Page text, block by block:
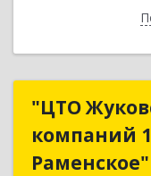
"ЦТО
компаний
Раменское"